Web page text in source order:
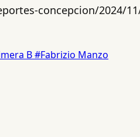
concepcion/2024/
B#Fabrizio Manzo